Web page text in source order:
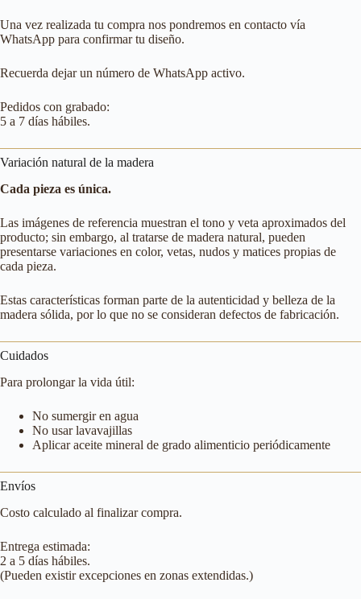
Una vez realizada tu compra nos pondremos en contacto vía
WhatsApp para confirmar tu diseño.
Recuerda dejar un número de WhatsApp activo.
Pedidos con grabado:
5 a 7 días hábiles.
Variación natural de la madera
Cada pieza es única.
Las imágenes de referencia muestran el tono y veta aproximados del
producto; sin embargo, al tratarse de madera natural, pueden
presentarse variaciones en color, vetas, nudos y matices propias de
cada pieza.
Estas características forman parte de la autenticidad y belleza de la
madera sólida, por lo que no se consideran defectos de fabricación.
Cuidados
Para prolongar la vida útil:
No sumergir en agua
No usar lavavajillas
Aplicar aceite mineral de grado alimenticio periódicamente
Envíos
Costo calculado al finalizar compra.
Entrega estimada:
2 a 5 días hábiles.
(Pueden existir excepciones en zonas extendidas.)